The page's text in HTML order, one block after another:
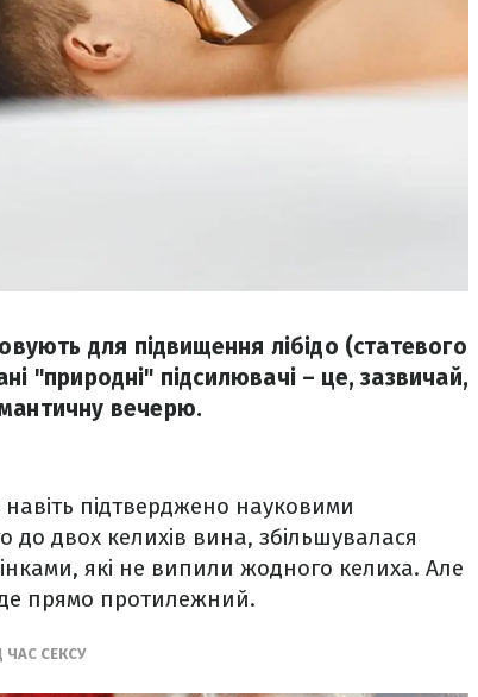
для підвищення лібідо (статевого
"природні" підсилювачі – це, зазвичай,
вечерю.
підтверджено науковими
до двох келихів вина, збільшувалася
які не випили жодного келиха. Але
прямо протилежний.
СЕКСУ